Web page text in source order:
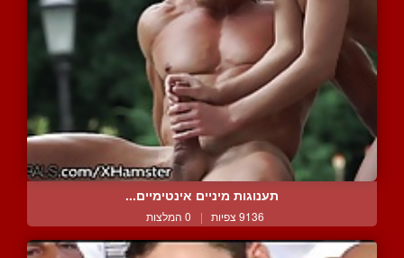
תענוגות מיניים אינטימיים...
9136 צפיות | 0 המלצות